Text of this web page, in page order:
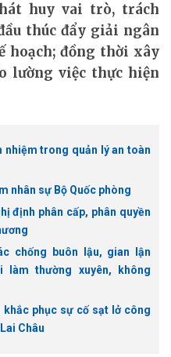
huy vai trò, trách
thúc đẩy giải ngân
hoạch; đồng thời xây
lường việc thực hiện
nhiệm trong quản lý an toàn
nhân sự Bộ Quốc phòng
định phân cấp, phân quyền
chống buôn lậu, gian lận
làm thường xuyên, không
phục sự cố sạt lở công
Châu